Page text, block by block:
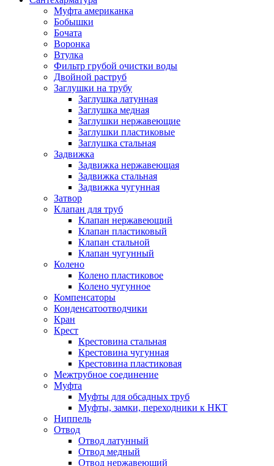
Муфта американка
Бобышки
Бочата
Воронка
Втулка
Фильтр грубой очистки воды
Двойной раструб
Заглушки на трубу
Заглушка латунная
Заглушка медная
Заглушки нержавеющие
Заглушки пластиковые
Заглушка стальная
Задвижка
Задвижка нержавеющая
Задвижка стальная
Задвижка чугунная
Затвор
Клапан для труб
Клапан нержавеющий
Клапан пластиковый
Клапан стальной
Клапан чугунный
Колено
Колено пластиковое
Колено чугунное
Компенсаторы
Конденсатоотводчики
Кран
Крест
Крестовина стальная
Крестовина чугунная
Крестовина пластиковая
Межтрубное соединение
Муфта
Муфты для обсадных труб
Муфты, замки, переходники к НКТ
Ниппель
Отвод
Отвод латунный
Отвод медный
Отвод нержавеющий